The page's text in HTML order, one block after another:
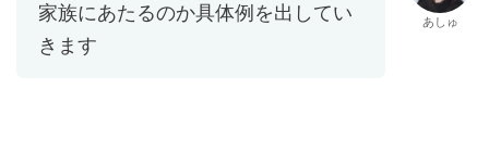
家族にあたるのか具体例を出してい
きます
あしゅ